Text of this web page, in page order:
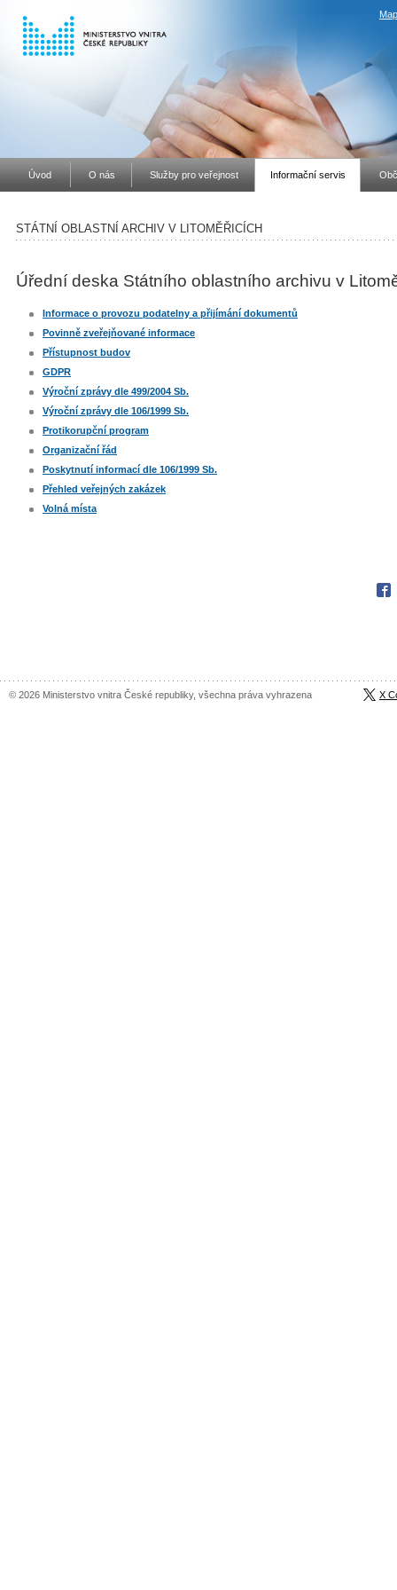
Úvod O nás Služby pro veřejnost Informační servis
STÁTNÍ OBLASTNÍ ARCHIV V LITOMĚŘICÍCH
Úřední deska Státního oblastního archivu v
Informace o provozu podatelny a přijímání dokumentů
Povinně zveřejňované informace
Přístupnost budov
GDPR
Výroční zprávy dle 499/2004 Sb.
Výroční zprávy dle 106/1999 Sb.
Protikorupční program
Organizační řád
Poskytnutí informací dle 106/1999 Sb.
Přehled veřejných zakázek
Volná místa
© 2026 Ministerstvo vnitra České republiky, všechna práva vyhrazena X